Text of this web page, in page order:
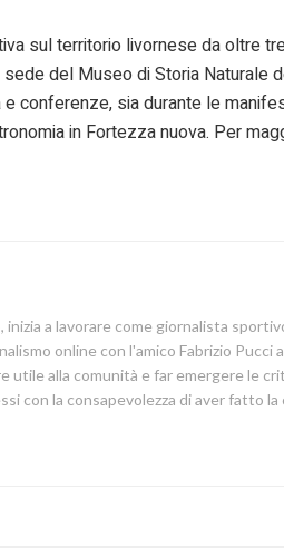
sul territorio livornese da oltre
del Museo di Storia Naturale
conferenze, sia durante le
in Fortezza nuova. Per
a lavorare come giornalista
online con l'amico Fabrizio Pucci a
utile alla comunità e far emergere le
con la consapevolezza di aver fatto la